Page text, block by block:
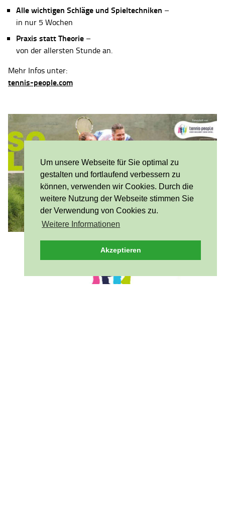
Um unsere Webseite für Sie optimal zu
gestalten und fortlaufend verbessern zu
können, verwenden wir Cookies. Durch die
weitere Nutzung der Webseite stimmen Sie
der Verwendung von Cookies zu.
Weitere Informationen
Akzeptieren
Alle wichtigen Schläge und Spieltechniken –
in nur 5 Wochen
Praxis statt Theorie –
von der allersten Stunde an.
Mehr Infos unter:
tennis-people.com